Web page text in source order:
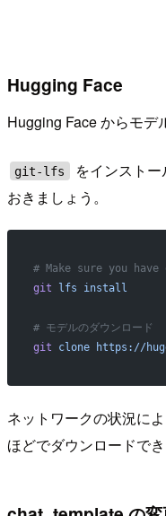
Hugging Face
Hugging Face からモデ
git-lfs
をインスト
おきましょう。
# Make sure you
git lfs install
# モデルのダウンロード
git clone https://
ネットワークの状況に
ほどでダウンロードでき